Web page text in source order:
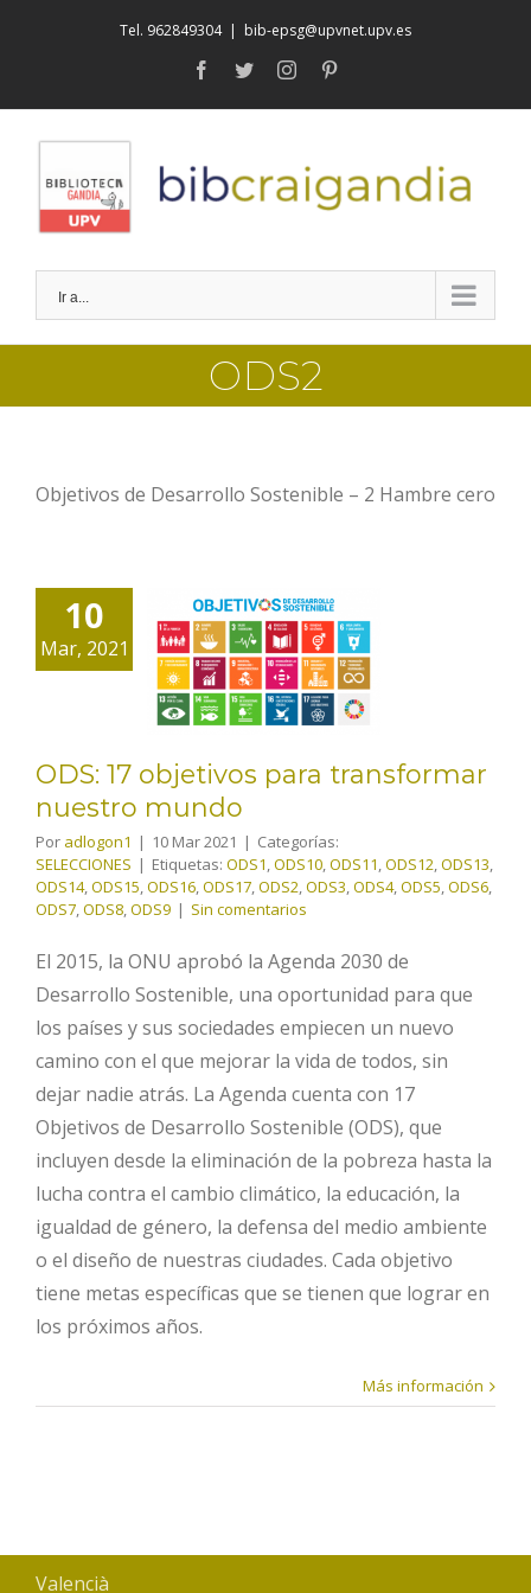
Tel. 962849304 | bib-epsg@upvnet.upv.es
facebook
twitterinstagram
Ir a...
ODS2
Objetivos de Desarrollo Sostenible – 2 Hambre cero
10
Mar, 2021
objetivos
para
transformar
nuestro
ODS: 17 objetivos para transformar
nuestro mundo
Por adlogon1 | 10 Mar 2021 | Categorías:
SELECCIONES | Etiquetas: ODS1,ODS10,ODS11,ODS12,ODS13,
ODS14,ODS15,ODS16,ODS17,ODS2,ODS3,ODS4,ODS5,ODS6,
ODS7,ODS8,ODS9 | Sin comentarios
El 2015, la ONU aprobó la Agenda 2030 de
Desarrollo Sostenible, una oportunidad para que
los países y sus sociedades empiecen un nuevo
camino con el que mejorar la vida de todos, sin
dejar nadie atrás. La Agenda cuenta con 17
Objetivos de Desarrollo Sostenible (ODS), que
incluyen desde la eliminación de la pobreza hasta la
lucha contra el cambio climático, la educación, la
igualdad de género, la defensa del medio ambiente
o el diseño de nuestras ciudades. Cada objetivo
tiene metas específicas que se tienen que lograr en
los próximos años.
Más información
Valencià